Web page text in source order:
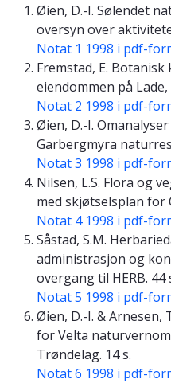
Øien, D.-I. Sølendet
oversyn over
Notat 1 1998 i pdf-
Fremstad, E.
eiendommen på
Notat 2 1998 i pdf-
Øien, D.-I.
Garbergmyra
Notat 3 1998 i pdf-
Nilsen, L.S. Flora og
med skjøtselsplan for
Notat 4 1998 i pdf-
Såstad, S.M.
administrasjon og
overgang til HERB. 44
Notat 5 1998 i pdf-
Øien, D.-I. & Arnesen,
for Velta
Trøndelag. 14 s.
Notat 6 1998 i pdf-